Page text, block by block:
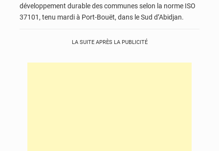
développement durable des communes selon la norme ISO
37101, tenu mardi à Port-Bouët, dans le Sud d’Abidjan.
LA SUITE APRÈS LA PUBLICITÉ